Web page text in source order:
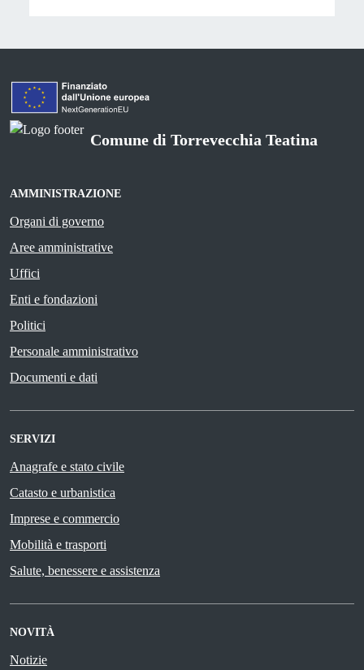
Comune di Torrevecchia Teatina
AMMINISTRAZIONE
Organi di governo
Aree amministrative
Uffici
Enti e fondazioni
Politici
Personale amministrativo
Documenti e dati
SERVIZI
Anagrafe e stato civile
Catasto e urbanistica
Imprese e commercio
Mobilità e trasporti
Salute, benessere e assistenza
NOVITÀ
Notizie